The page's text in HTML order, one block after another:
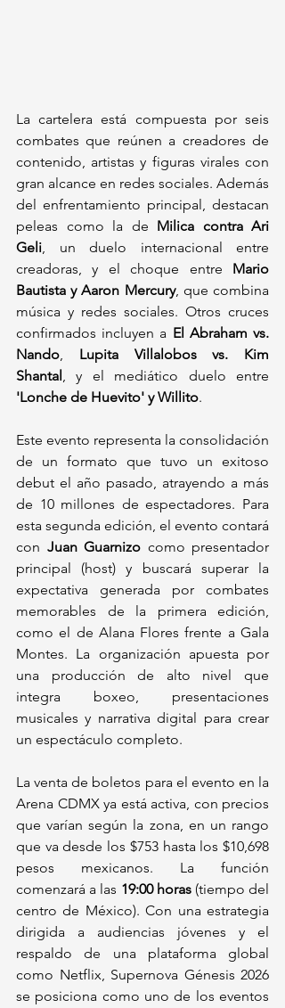
La cartelera está compuesta por seis
combates que reúnen a creadores de
contenido, artistas y figuras virales con
gran alcance en redes sociales. Además
del enfrentamiento principal, destacan
peleas como la de Milica contra Ari
Geli, un duelo internacional entre
creadoras, y el choque entre Mario
Bautista y Aaron Mercury, que combina
música y redes sociales. Otros cruces
confirmados incluyen a El Abraham vs.
Nando, Lupita Villalobos vs. Kim
Shantal
'Lonche de Huevito' y Willito.
Este evento representa la consolidación
de un formato que tuvo un exitoso
debut el año pasado, atrayendo a más
de 10 millones de espectadores. Para
esta segunda edición, el evento contará
con Juan Guarnizo como presentador
principal (host) y buscará superar la
expectativa generada por combates
memorables de la primera edición,
como el de Alana Flores frente a Gala
Montes. La organización apuesta por
una producción de alto nivel que
integra boxeo, presentaciones
musicales y narrativa digital para crear
un espectáculo completo.
La venta de boletos para el evento en la
Arena CDMX ya está activa, con precios
que varían según la zona, en un rango
que va desde los $753 hasta los $10,698
pesos mexicanos. La función
comenzará a las 19:00 horas (tiempo del
centro de México). Con una estrategia
dirigida a audiencias jóvenes y el
respaldo de una plataforma global
como Netflix, Supernova Génesis 2026
se posiciona como uno de los eventos